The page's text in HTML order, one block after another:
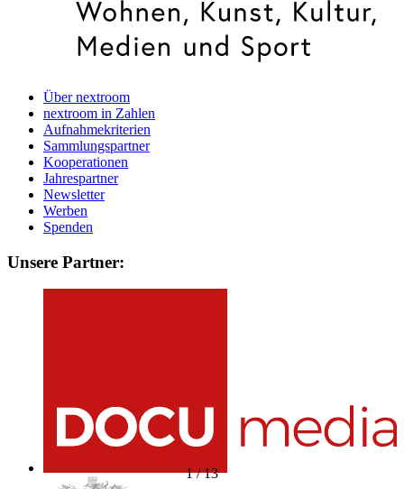
1/13
Über nextroom
nextroom in Zahlen
Aufnahmekriterien
Sammlungspartner
Kooperationen
Jahrespartner
Newsletter
Werben
Spenden
Unsere Partner: